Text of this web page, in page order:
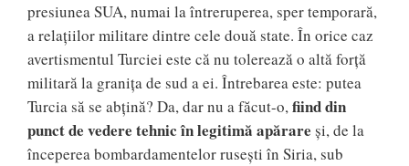
presiunea SUA, numai la întreruperea, sper temporară,
a relațiilor militare dintre cele două state. În orice caz
avertismentul Turciei este că nu tolerează o altă forță
militară la granița de sud a ei. Întrebarea este: putea
Turcia să se abțină? Da, dar nu a făcut-o,fiind din
punct de vedere tehnic în legitimă apărare și, de la
începerea bombardamentelor rusești în Siria, sub